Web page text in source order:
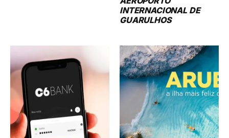
INTERNACIONAL DE
GUARULHOS